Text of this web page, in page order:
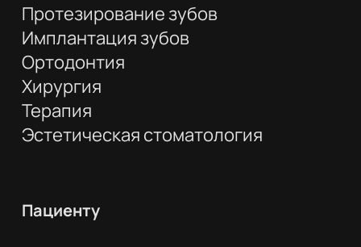
Протезирование зубов
Имплантация зубов
Ортодонтия
Хирургия
Терапия
Эстетическая стоматология
Пациенту